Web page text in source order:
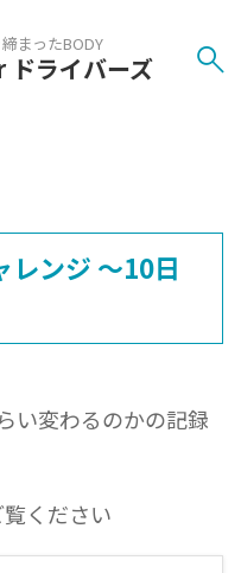
まったBODY
ライバーズ
レンジ 〜10日
い変わるのかの記録
ください